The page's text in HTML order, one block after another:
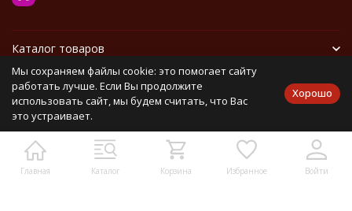
Главная Каталог Корзина Избранное Войти
Каталог товаров
Информация
Политика персональных данных Карта сайта
Мы сохраняем файлы cookie: это помогает сайту
работать лучше. Если Вы продолжите
использовать сайт, мы будем считать, что Вас
это устраивает.
Хорошо